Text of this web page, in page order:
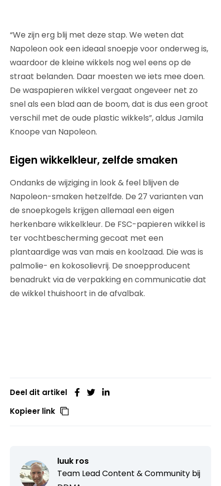
“We zijn erg blij met deze stap. We weten dat
Napoleon ook een ideaal snoepje voor onderweg is,
waardoor de kleine wikkels nog wel eens op de
straat belanden. Daar moesten we iets mee doen.
De waspapieren wikkel vergaat ongeveer net zo
snel als een blad aan de boom, dat is dus een groot
verschil met de oude plastic wikkels”, aldus Jamila
Knoope van Napoleon.
Eigen wikkelkleur, zelfde smaken
Ondanks de wijziging in look & feel blijven de
Napoleon-smaken hetzelfde. De 27 varianten van
de snoepkogels krijgen allemaal een eigen
herkenbare wikkelkleur. De FSC-papieren wikkel is
ter vochtbescherming gecoat met een
plantaardige was van mais en koolzaad. Die was is
palmolie- en kokosolievrij. De snoepproducent
benadrukt via de verpakking en communicatie dat
de wikkel thuishoort in de afvalbak.
Deel dit artikel
Kopieer link
luuk ros
Team Lead Content & Community bij